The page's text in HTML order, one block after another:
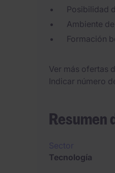
Posibilidad
Ambiente
Formación
Ver más ofertas
Indicar número
Resumen
Tecnología